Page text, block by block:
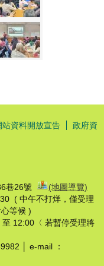
站資料開放宣告
政府資
巷26號
(地圖導覽)
( 中午不打烊，僅受理
等候 )
12:00〈 若暫停受理將
│ e-mail ：